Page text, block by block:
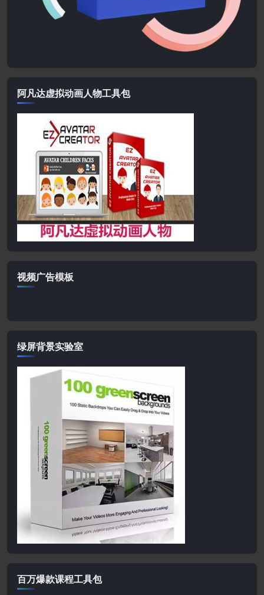
阿凡达虚拟动画人物工具包
视频广告模板
绿屏背景实验室
百万爆款课程工具包